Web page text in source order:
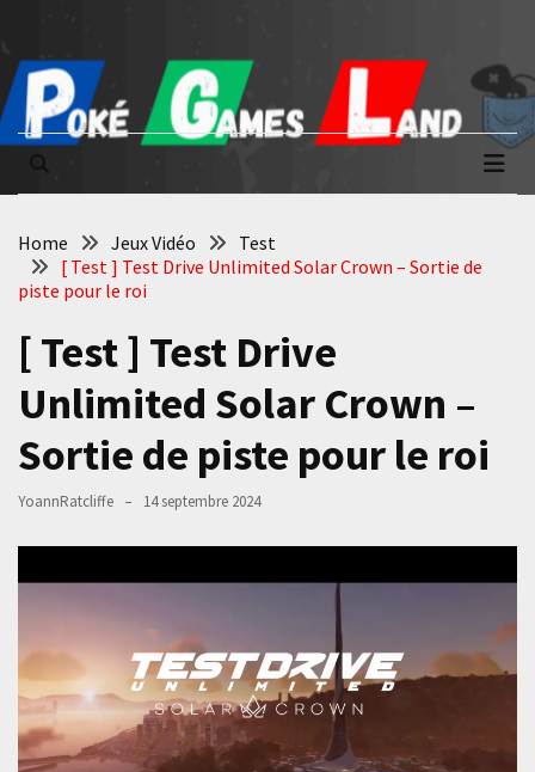
content
content
Poké Games
La passion du jeu vidéo
Home Jeux Vidéo
Test
[ Test ] Test Drive Unlimited Solar Crown – Sortie de
piste pour le roi
[ Test ] Test Drive
Unlimited Solar Crown –
Sortie de piste pour le roi
YoannRatcliffe 14 septembre 2024